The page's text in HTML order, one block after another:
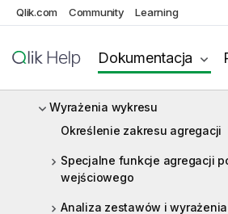
Qlik.com Community Learning
Dokumentacja
Funkcje
Wyrażenia skryptu
Wyrażenia wykresu
Określenie zakresu agregacji
Specjalne funkcje agregacji
wejściowego
Analiza zestawów i wyrażenia